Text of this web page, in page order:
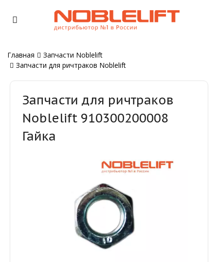
Главная
Запчасти Noblelift
Запчасти для ричтраков Noblelift
Запчасти для ричтраков
Noblelift 910300200008
Гайка